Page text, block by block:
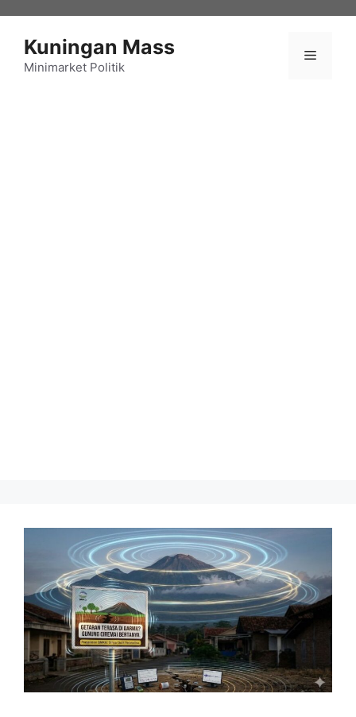
Kuningan Mass
Minimarket Politik
Menu